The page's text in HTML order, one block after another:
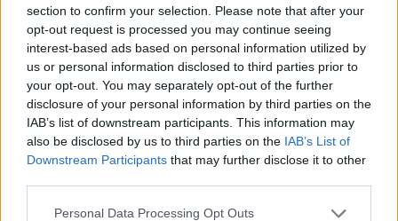
section to confirm your selection. Please note that after your
opt-out request is processed you may continue seeing
interest-based ads based on personal information utilized by
us or personal information disclosed to third parties prior to
your opt-out. You may separately opt-out of the further
disclosure of your personal information by third parties on the
IAB’s list of downstream participants. This information may
also be disclosed by us to third parties on the IAB’s List of
Downstream Participants that may further disclose it to other
Please note that this website/app uses one or more Google
Personal Data Processing Opt Outs